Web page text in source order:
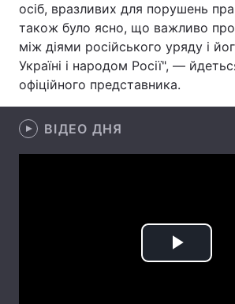
Техно і зв'язок Лайт
Зброя
Здоров'я
Цікавинки
Екологія Регіони
осіб, вразливих для порушень
також було ясно, що важливо
між діями російського уряду і
Україні і народом Росії", —
офіційного представника.
ВІДЕО ДНЯ
Play